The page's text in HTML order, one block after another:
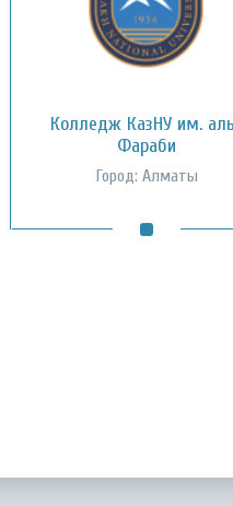
Колледж КазНУ им.
Фараби
Город: Алматы